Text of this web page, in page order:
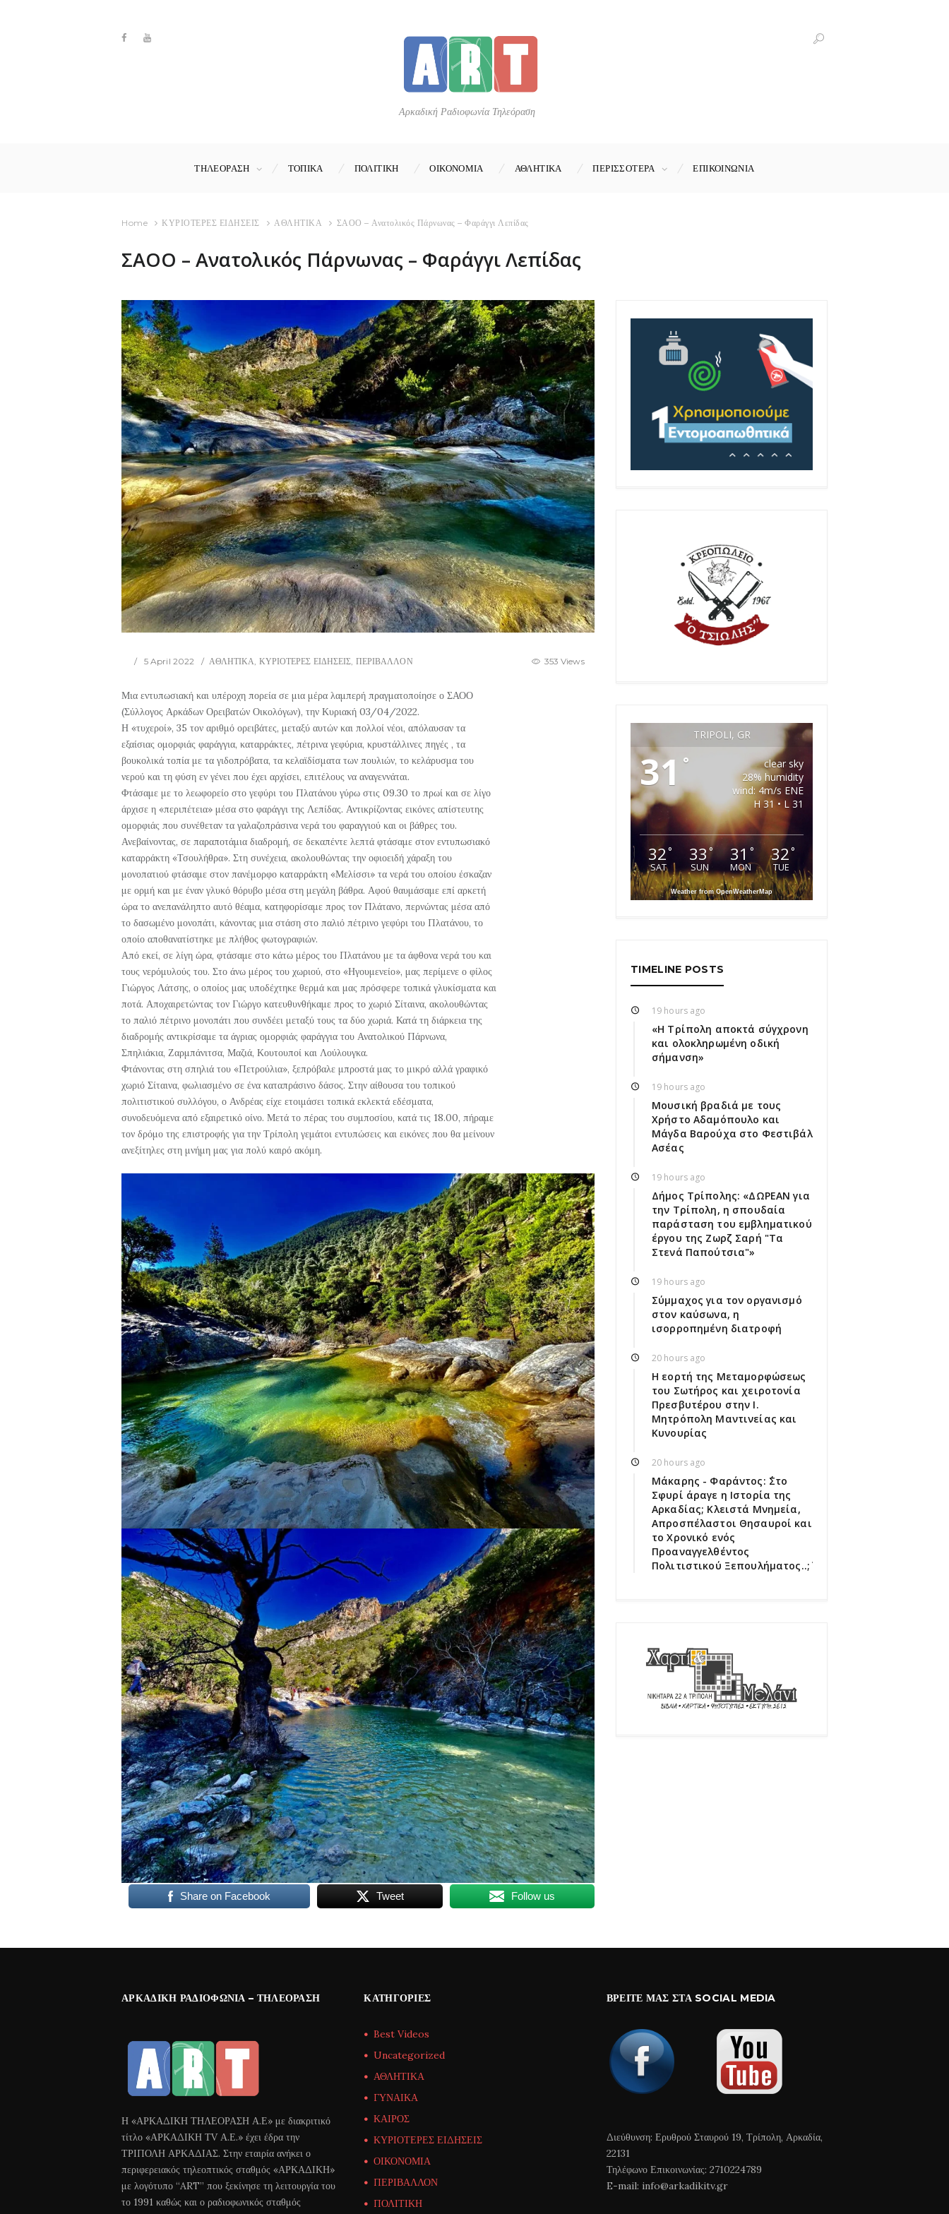
Αρκαδική Ραδιοφωνία Τηλεόραση
ΤΗΛΕΟΡΑΣΗ ΤΟΠΙΚΑ ΠΟΛΙΤΙΚΗ ΟΙΚΟΝΟΜΙΑ ΑΘΛΗΤΙΚΑ ΠΕΡΙΣΣΟΤΕΡΑ ΕΠΙΚΟΙΝΩΝΊΑ
Home ΚΥΡΙΟΤΕΡΕΣ ΕΙΔΗΣΕΙΣ ΑΘΛΗΤΙΚΑ ΣΑΟΟ – Ανατολικός Πάρνωνας – Φαράγγι Λεπίδας
ΣΑΟΟ – Ανατολικός Πάρνωνας – Φαράγγι Λεπίδας
5 April 2022 ΑΘΛΗΤΙΚΑ, ΚΥΡΙΟΤΕΡΕΣ ΕΙΔΗΣΕΙΣ, ΠΕΡΙΒΑΛΛΟΝ 353 Views
Μια εντυπωσιακή και υπέροχη πορεία σε μια μέρα λαμπερή πραγματοποίησε ο ΣΑΟΟ
(Σύλλογος Αρκάδων Ορειβατών Οικολόγων), την Κυριακή 03/04/2022.
Η «τυχεροί», 35 τον αριθμό ορειβάτες, μεταξύ αυτών και πολλοί νέοι, απόλαυσαν τα
εξαίσιας ομορφιάς φαράγγια, καταρράκτες, πέτρινα γεφύρια, κρυστάλλινες πηγές , τα
βουκολικά τοπία με τα γιδοπρόβατα, τα κελαϊδίσματα των πουλιών, το κελάρυσμα του
νερού και τη φύση εν γένει που έχει αρχίσει, επιτέλους να αναγεννάται.
Φτάσαμε με το λεωφορείο στο γεφύρι του Πλατάνου γύρω στις 09.30 το πρωί και σε λίγο
άρχισε η «περιπέτεια» μέσα στο φαράγγι της Λεπίδας. Αντικρίζοντας εικόνες απίστευτης
ομορφιάς που συνέθεταν τα γαλαζοπράσινα νερά του φαραγγιού και οι βάθρες του.
Ανεβαίνοντας, σε παραποτάμια διαδρομή, σε δεκαπέντε λεπτά φτάσαμε στον εντυπωσιακό
καταρράκτη «Τσουλήθρα». Στη συνέχεια, ακολουθώντας την οφιοειδή χάραξη του
μονοπατιού φτάσαμε στον πανέμορφο καταρράκτη «Μελίσσι» τα νερά του οποίου έσκαζαν
με ορμή και με έναν γλυκό θόρυβο μέσα στη μεγάλη βάθρα. Αφού θαυμάσαμε επί αρκετή
ώρα το ανεπανάληπτο αυτό θέαμα, κατηφορίσαμε προς τον Πλάτανο, περνώντας μέσα από
το δασωμένο μονοπάτι, κάνοντας μια στάση στο παλιό πέτρινο γεφύρι του Πλατάνου, το
οποίο αποθανατίστηκε με πλήθος φωτογραφιών.
Από εκεί, σε λίγη ώρα, φτάσαμε στο κάτω μέρος του Πλατάνου με τα άφθονα νερά του και
τους νερόμυλούς του. Στο άνω μέρος του χωριού, στο «Ηγουμενείο», μας περίμενε ο φίλος
Γιώργος Λάτσης, ο οποίος μας υποδέχτηκε θερμά και μας πρόσφερε τοπικά γλυκίσματα και
ποτά. Αποχαιρετώντας τον Γιώργο κατευθυνθήκαμε προς το χωριό Σίταινα, ακολουθώντας
το παλιό πέτρινο μονοπάτι που συνδέει μεταξύ τους τα δύο χωριά. Κατά τη διάρκεια της
διαδρομής αντικρίσαμε τα άγριας ομορφιάς φαράγγια του Ανατολικού Πάρνωνα,
Σπηλιάκια, Ζαρμπάνιτσα, Μαζιά, Κουτουποί και Λούλουγκα.
Φτάνοντας στη σπηλιά του «Πετρούλια», ξεπρόβαλε μπροστά μας το μικρό αλλά γραφικό
χωριό Σίταινα, φωλιασμένο σε ένα καταπράσινο δάσος. Στην αίθουσα του τοπικού
πολιτιστικού συλλόγου, ο Ανδρέας είχε ετοιμάσει τοπικά εκλεκτά εδέσματα,
συνοδευόμενα από εξαιρετικό οίνο. Μετά το πέρας του συμποσίου, κατά τις 18.00, πήραμε
τον δρόμο της επιστροφής για την Τρίπολη γεμάτοι εντυπώσεις και εικόνες που θα μείνουν
ανεξίτηλες στη μνήμη μας για πολύ καιρό ακόμη.
Share on Facebook Tweet Follow us
TRIPOLI, GR
31 °
clear sky
28% humidity
wind: 4m/s ENE
H 31 • L 31
32°
SAT
33°
SUN
31°
MON
32°
TUE
Weather from OpenWeatherMap
TIMELINE POSTS
19 hours ago
«Η Τρίπολη αποκτά σύγχρονη
και ολοκληρωμένη οδική
σήμανση»
19 hours ago
Μουσική βραδιά με τους
Χρήστο Αδαμόπουλο και
Μάγδα Βαρούχα στο Φεστιβάλ
Ασέας
19 hours ago
Δήμος Τρίπολης: «ΔΩΡΕΑΝ για
την Τρίπολη, η σπουδαία
παράσταση του εμβληματικού
έργου της Ζωρζ Σαρή "Τα
Στενά Παπούτσια"»
19 hours ago
Σύμμαχος για τον οργανισμό
στον καύσωνα, η
ισορροπημένη διατροφή
20 hours ago
Η εορτή της Μεταμορφώσεως
του Σωτήρος και χειροτονία
Πρεσβυτέρου στην Ι.
Μητρόπολη Μαντινείας και
Κυνουρίας
20 hours ago
Μάκαρης - Φαράντος: ΄΄Στο
Σφυρί άραγε η Ιστορία της
Αρκαδίας; Κλειστά Μνημεία,
Απροσπέλαστοι Θησαυροί και
το Χρονικό ενός
Προαναγγελθέντος
Πολιτιστικού Ξεπουλήματος..;΄΄
ΑΡΚΑΔΙΚΉ ΡΑΔΙΟΦΩΝΊΑ – ΤΗΛΕΌΡΑΣΗ
Η «ΑΡΚΑΔΙΚΗ ΤΗΛΕΟΡΑΣΗ Α.Ε» με διακριτικό
τίτλο «ΑΡΚΑΔΙΚΗ ΤV Α.Ε.» έχει έδρα την
ΤΡΙΠΟΛΗ ΑΡΚΑΔΙΑΣ. Στην εταιρία ανήκει ο
περιφερειακός τηλεοπτικός σταθμός «ΑΡΚΑΔΙΚΗ»
με λογότυπο “ART” που ξεκίνησε τη λειτουργία του
το 1991 καθώς και ο ραδιοφωνικός σταθμός
ΚΑΤΗΓΟΡΊΕΣ
Best Videos
Uncategorized
ΑΘΛΗΤΙΚΑ
ΓΥΝΑΙΚΑ
ΚΑΙΡΟΣ
ΚΥΡΙΟΤΕΡΕΣ ΕΙΔΗΣΕΙΣ
ΟΙΚΟΝΟΜΙΑ
ΠΕΡΙΒΑΛΛΟΝ
ΠΟΛΙΤΙΚΗ
ΒΡΕΊΤΕ ΜΑΣ ΣΤΑ SOCIAL MEDIA
Διεύθυνση: Ερυθρού Σταυρού 19, Τρίπολη, Αρκαδία,
22131
Τηλέφωνο Επικοινωνίας: 2710224789
E-mail: info@arkadikitv.gr